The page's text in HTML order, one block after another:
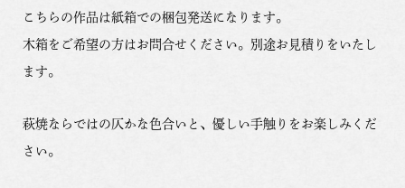
こちらの作品は紙箱での梱包発送になります。
木箱をご希望の方はお問合せください。別途お見積りをいたし
ます。
萩焼ならではの仄かな色合いと、優しい手触りをお楽しみくだ
さい。